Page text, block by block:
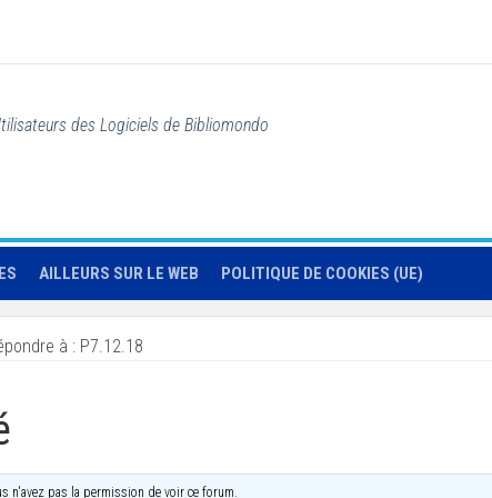
des Logiciels de Bibliomondo
AILLEURS SUR LE WEB POLITIQUE DE COOKIES (UE)
à : P7.12.18
n'avez pas la permission de voir ce forum.